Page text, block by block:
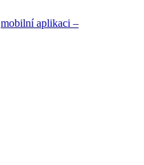
mobilní aplikaci –